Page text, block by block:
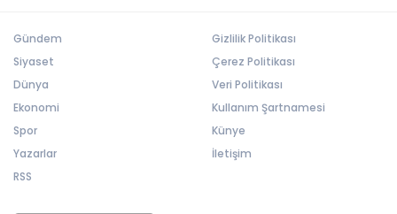
Gündem
Siyaset
Dünya
Ekonomi
Spor
Yazarlar
RSS
Gizlilik Politikası
Çerez Politikası
Veri Politikası
Kullanım Şartnamesi
Künye
İletişim